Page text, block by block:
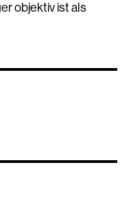
objektiv ist als